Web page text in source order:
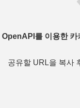
OpenAPI를 이용한 카
공유할 URL을 복사